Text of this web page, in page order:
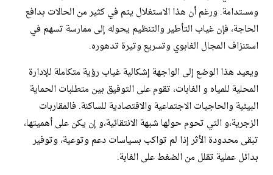
ومستدامة. ورغم أن هذا الاستغلال يتم في كثير من الحالات بدافع
الحاجة، فإن غياب التأطير والتنظيم يحوله إلى ممارسة تسهم في
استنزاف المجال الغابوي وتسريع وتيرة تدهوره.
ويعيد هذا الوضع إلى الواجهة إشكالية غياب رؤية متكاملة للإدارة
المحلية للمياه و الغابات، تقوم على التوفيق بين متطلبات الحماية
البيئية والحاجيات الاجتماعية والاقتصادية للساكنة. فالمقاربات
الزجرية،و التي تحوم حولها شبهة الانتقائية،و إن يكن على أهميتها،
تبقى محدودة الأثر إذا لم تواكب بسياسات دعم وتوعية، وتوفير
بدائل عملية تقلل من الضغط على الغابة.